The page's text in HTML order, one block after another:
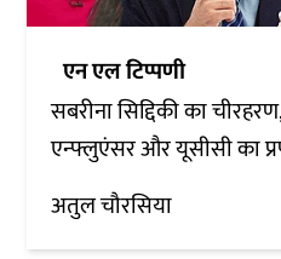
एन एल टिप्पणी
सबरीना सिद्दिकी का
एन्फ्लुएंसर और यूसीसी का
अतुल चौरसिया